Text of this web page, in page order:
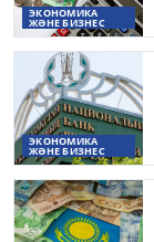
ЭКОНОМИКА
ЖӘНЕ БИЗНЕС
ЭКОНОМИКА
ЖӘНЕ БИЗНЕС